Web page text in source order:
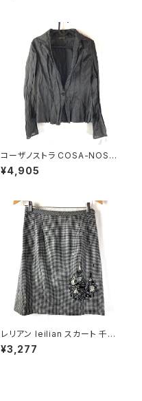
コーザノストラ COSA-NOSTR
A カットソー 長袖 シースルー
絹 スリット袖 濃ブラウン系 40
¥4,905
レリアン leilian スカート 千鳥
柄 刺繍 ビーズ 裏地付き スリッ
ト 黒系 11サイズ 944174
¥3,277